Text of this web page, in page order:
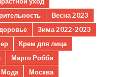
Весна 2023
Зима 2022-2023
Крем для лица
Марго Робби
Мода
Москва